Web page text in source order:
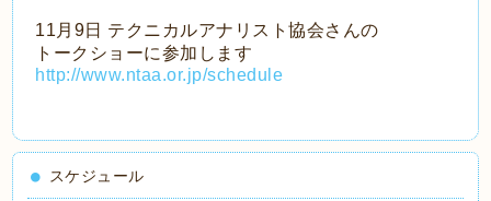
11月9日 テクニカルアナリスト協会さんの
トークショーに参加します
http://www.ntaa.or.jp/schedule
スケジュール